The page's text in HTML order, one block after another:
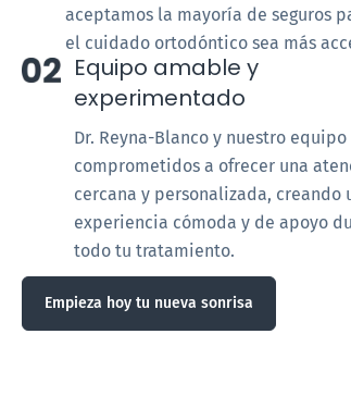
aceptamos la mayoría de seguros
el cuidado ortodóntico sea más
Equipo amable y
experimentado
Dr. Reyna-Blanco y nuestro equipo
comprometidos a ofrecer una
cercana y personalizada, creando
experiencia cómoda y de apoyo
todo tu tratamiento.
Empieza hoy tu nueva sonrisa